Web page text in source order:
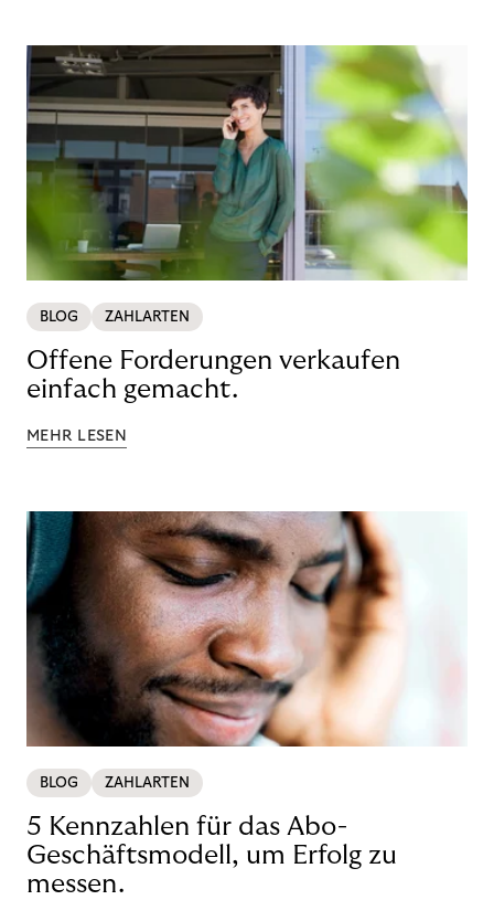
BLOG ZAHLARTEN
Offene Forderungen verkaufen
einfach gemacht.
MEHR LESEN
BLOG ZAHLARTEN
5 Kennzahlen für das Abo-
Geschäftsmodell, um Erfolg zu
messen.